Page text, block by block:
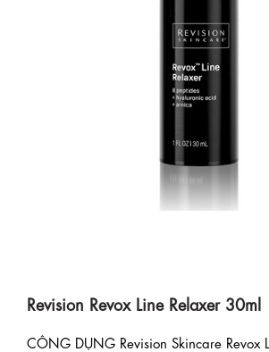
Revision Revox Line Relaxer 30ml
CÔNG DỤNG Revision Skincare Revox